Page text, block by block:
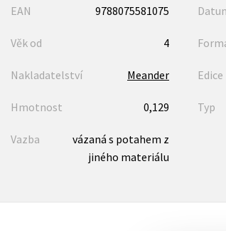
EAN 9788075581075
Věk od 4
Nakladatelství Meander Edice
Hmotnost 0,129 Typ
Vazba
vázaná s potahem z
jiného materiálu